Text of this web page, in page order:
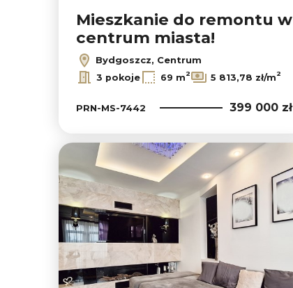
Mieszkanie do remontu w
centrum miasta!
Bydgoszcz, Centrum
3 pokoje 69 m2 5 813,78 zł/m2
PRN-MS-7442 399 000 zł